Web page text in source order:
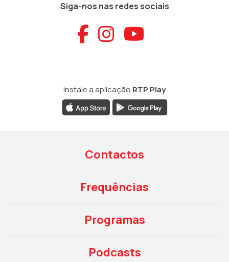
Siga-nos nas redes sociais
Aceder ao
Aceder ao
Aceder
Instale a aplicação RTP Play
Contactos
Frequências
Programas
Podcasts